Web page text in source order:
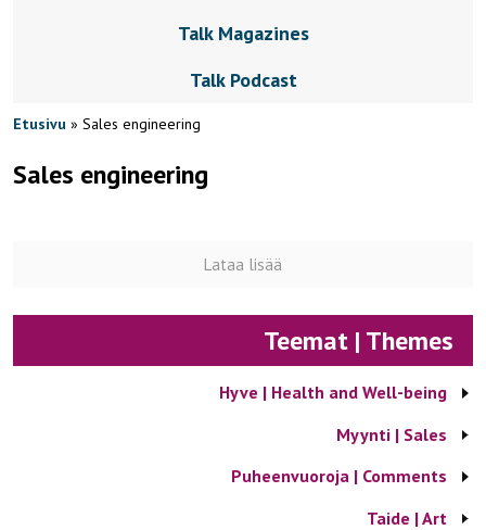
Talk Magazines
Talk Podcast
Etusivu » Sales engineering
Sales engineering
Lataa lisää
Teemat | Themes
Hyve | Health and Well-being
Myynti | Sales
Puheenvuoroja | Comments
Taide | Art